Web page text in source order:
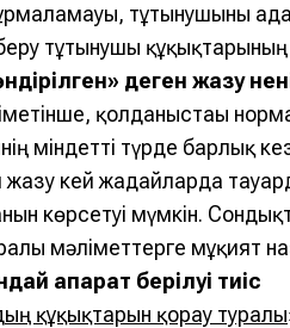
тұтынушыны
тұтынушы
деген жазу
қолданыстағы
міндетті түрде барлық
жазу кей жағдайларда
көрсетуі мүмкін.
мәліметтерге мұқият
ақпарат берілуі тиіс
құқықтарын қорғау туралы